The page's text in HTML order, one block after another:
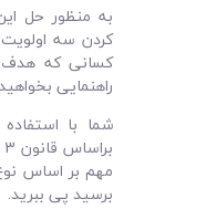
به منظور حل
کردن سه اولویت
کسانی که هدف
راهنمایی
شما با استفاده
مهم بر اساس
برسید پی ببرید.